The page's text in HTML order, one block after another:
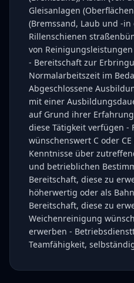
Gleisanlagen
(Bremssand, Laub und -
Rillenschienen
von
- Bereitschaft zur
Normalarbeitszeit im
Abgeschlossene
mit einer
auf Grund ihrer
diese Tätigkeit verfügen -
wünschenswert C oder
Kenntnisse über
und betrieblichen
Bereitschaft, diese zu
höherwertig oder als
Bereitschaft, diese zu
Weichenreinigung
erwerben -
Teamfähigkeit,